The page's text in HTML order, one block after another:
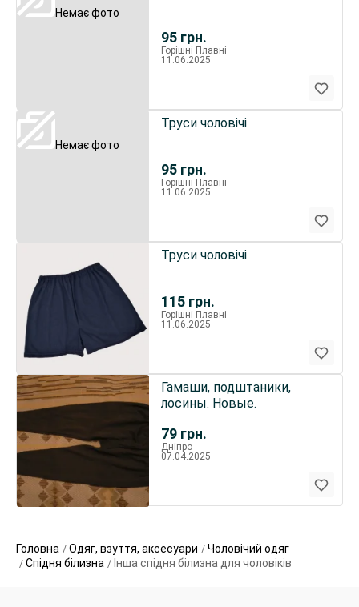
Немає фото
95 грн.
Горішні Плавні
11.06.2025
Немає фото
95 грн.
Труси чоловічі
Горішні Плавні
11.06.2025
115 грн.
Труси чоловічі
Горішні Плавні
11.06.2025
79 грн.
Гамаши, подштаники,
лосины. Новые.
Дніпро
07.04.2025
Головна Одяг, взуття, аксесуари
Чоловічий одяг
Cпідня білизна
Інша спідня білизна для чоловіків